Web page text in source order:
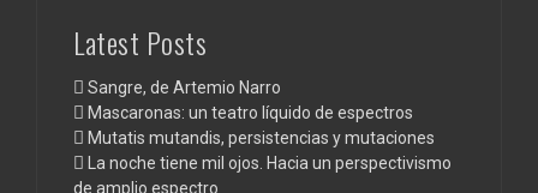
Latest Posts
Sangre, de Artemio Narro
Mascaronas: un teatro líquido de espectros
Mutatis mutandis, persistencias y mutaciones
La noche tiene mil ojos. Hacia un perspectivismo
de amplio espectro